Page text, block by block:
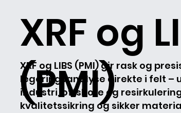
XRF og
(PMI)
XRF og LIBS (PMI) gir rask og
legeringsanalyse direkte i felt –
industri, offshore og
kvalitetssikring og sikker